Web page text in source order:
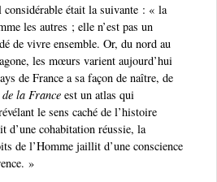
considérable était la suivante : « la
les autres ; elle n’est pas un
de vivre ensemble. Or, du nord au
les mœurs varient aujourd’hui
de France a sa façon de naître, de
la France est un atlas qui
le sens caché de l’histoire
d’une cohabitation réussie, la
de l’Homme jaillit d’une conscience
»